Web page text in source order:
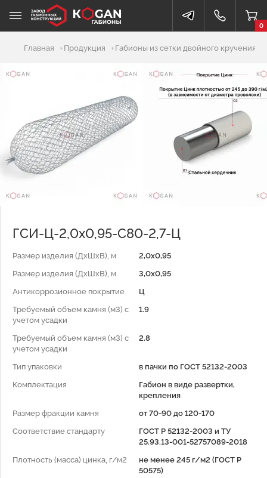
0
Добавлено в корзину
Главная Продукция Габионы из сетки двойного кручения
ГСИ-Ц-2,0х0,95-С80-2,7-Ц
Размер изделия (ДхШхВ), м
2,0х0,95
Размер изделия (ДхШхВ), м
3,0х0,95
Антикоррозионное покрытие
Ц
Требуемый объем камня (м3) с
учетом усадки
1.9
Требуемый объем камня (м3) с
учетом усадки
2.8
Тип упаковки
в пачки по ГОСТ 52132-2003
Комплектация
Габион в виде развертки,
крепления
Размер фракции камня
от 70-90 до 120-170
Соответствие стандарту
ГОСТ Р 52132-2003 и ТУ
25.93.13-001-52757089-2018
Плотность (масса) цинка, г/м2
не менее 245 г/м2 (ГОСТ Р
50575)